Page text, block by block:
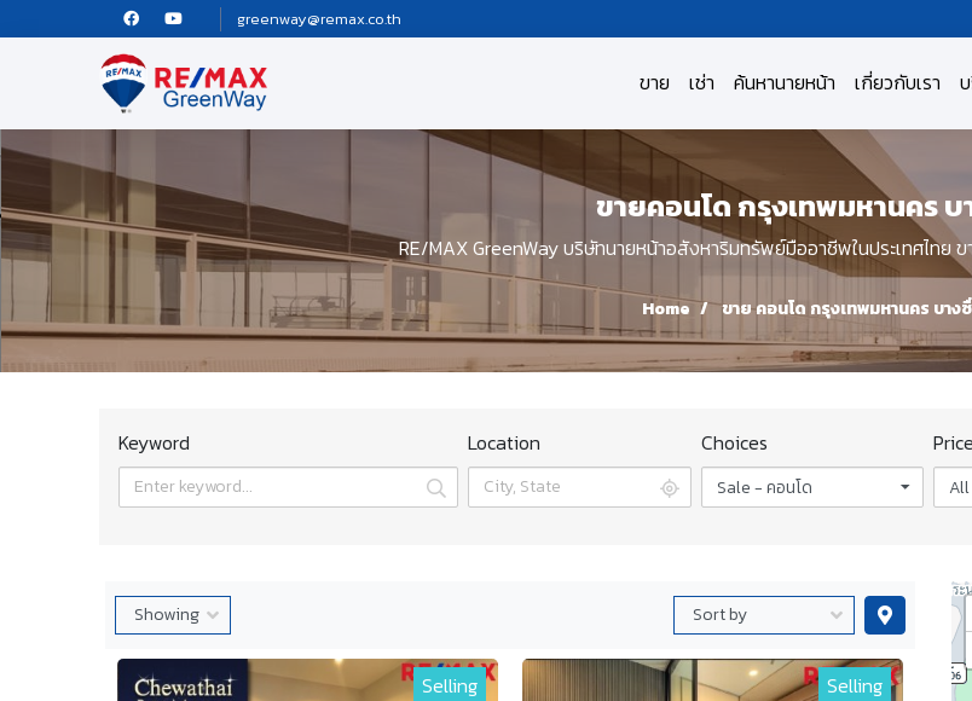
greenway@remax.co.th
ขาย เช่า ค้นหานายหน้า เกี่ยวกับเรา
ขายคอนโด กรุงเทพมหานคร บ
RE/MAX GreenWay บริษัทนายหน้าอสังหาริมทรัพย์มืออาชีพในประเทศไทย
Home ขาย คอนโด กรุงเทพมหานคร บาง
Keyword Location Choices
Sale - คอนโด
Selling Selling